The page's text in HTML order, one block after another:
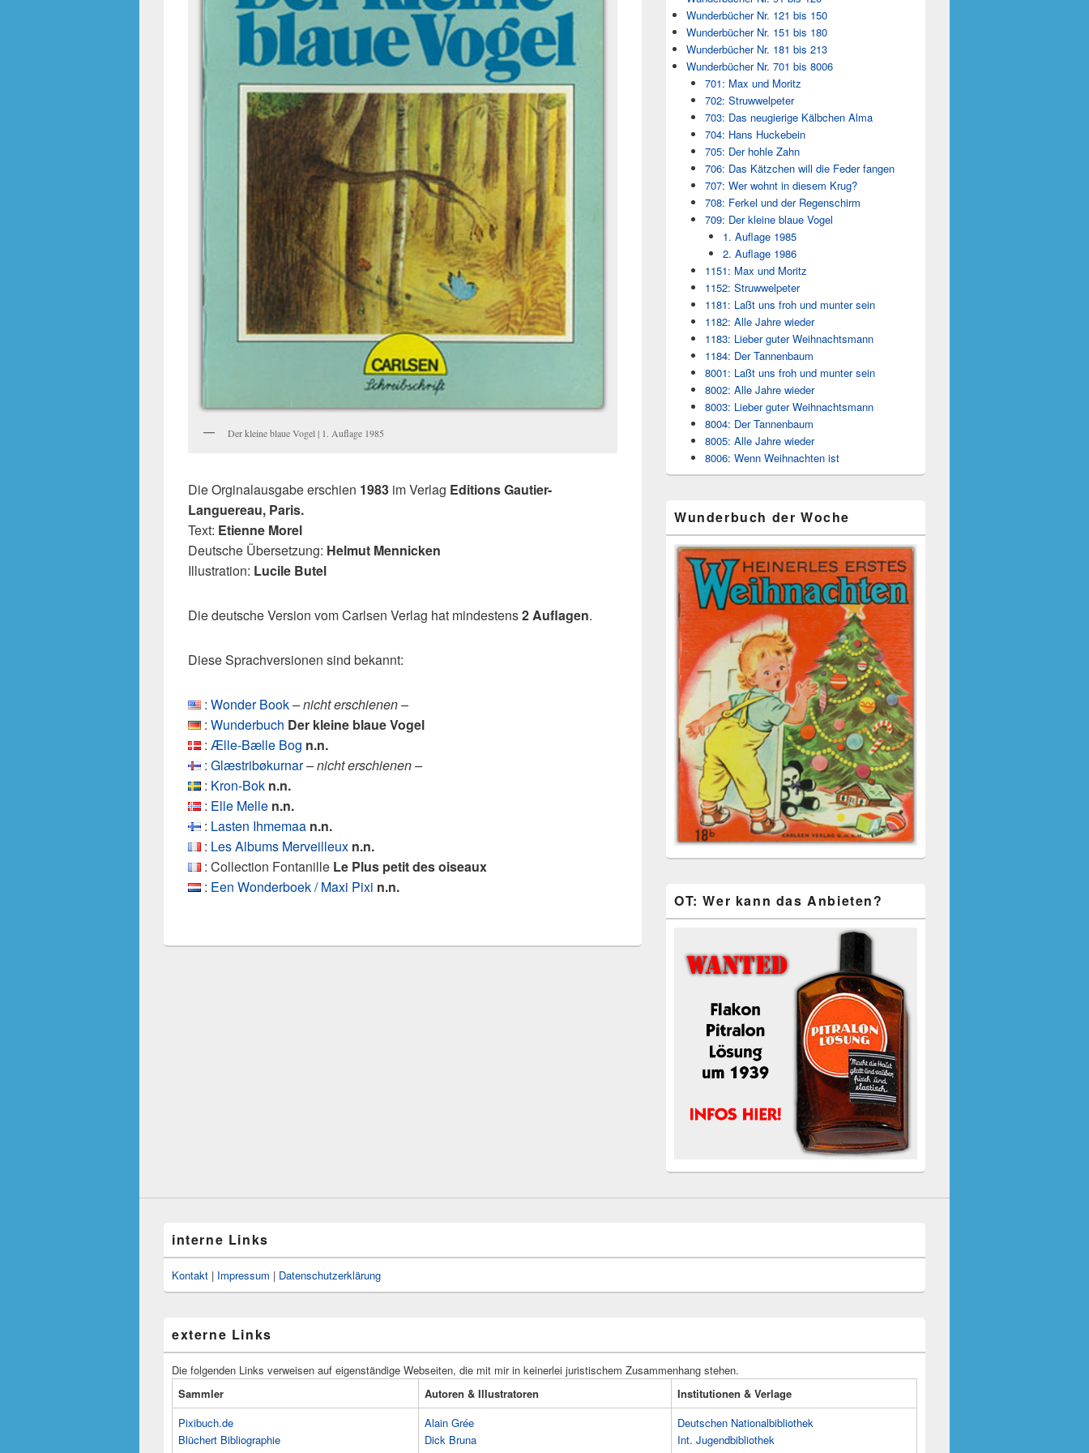
Der kleine blaue Vogel | 1. Auflage 1985
Die Orginalausgabe erschien 1983 im Verlag Editions Gautier-
Languereau, Paris.
Text: Etienne Morel
Deutsche Übersetzung: Helmut Mennicken
Illustration: Lucile Butel
Die deutsche Version vom Carlsen Verlag hat mindestens2 Auflagen.
Diese Sprachversionen sind bekannt:
: Wonder Book– nicht erschienen –
: Wunderbuch Der kleine blaue Vogel
: Ælle-Bælle Bog n.n.
: Glæstribøkurnar– nicht erschienen –
: Kron-Bok n.n.
: Elle Melle n.n.
: Lasten Ihmemaa n.n.
: Les Albums Merveilleux n.n.
: Collection Fontanille Le Plus petit des oiseaux
: Een Wonderboek / Maxi Pixi n.n.
Wunderbücher Nr. 121 bis 150
Wunderbücher Nr. 151 bis 180
Wunderbücher Nr. 181 bis 213
Wunderbücher Nr. 701 bis 8006
701: Max und Moritz
702: Struwwelpeter
703: Das neugierige Kälbchen Alma
704: Hans Huckebein
705: Der hohle Zahn
706: Das Kätzchen will die Feder fangen
707: Wer wohnt in diesem Krug?
708: Ferkel und der Regenschirm
709: Der kleine blaue Vogel
1. Auflage 1985
2. Auflage 1986
1151: Max und Moritz
1152: Struwwelpeter
1181: Laßt uns froh und munter sein
1182: Alle Jahre wieder
1183: Lieber guter Weihnachtsmann
1184: Der Tannenbaum
8001: Laßt uns froh und munter sein
8002: Alle Jahre wieder
8003: Lieber guter Weihnachtsmann
8004: Der Tannenbaum
8005: Alle Jahre wieder
8006: Wenn Weihnachten ist
Wunderbuch der Woche
OT: Wer kann das Anbieten?
interne Links
Kontakt | Impressum | Datenschutzerklärung
externe Links
Die folgenden Links verweisen auf eigenständige Webseiten, die mit mir in keinerlei juristischem Zusammenhang stehen.
Sammler
Autoren & Illustratoren
Institutionen & Verlage
Pixibuch.de
Blüchert Bibliographie
Alain Grée
Dick Bruna
Deutschen Nationalbibliothek
Int. Jugendbibliothek